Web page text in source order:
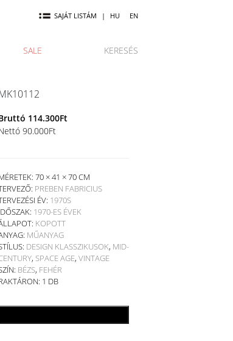
SAJÁT LISTÁM | HU EN
SALE KERESÉS
114.300Ft
90.000Ft
70 × 41 × 70 CM
PREBEN FABRICIUS
ÉV: 1970S
1970-ES ÉVEK
KOPOTT
MŰANYAG
DESIGN KLASSZIKUSOK, MID-
, SPACE AGE, VINTAGE
BÉZS, FEHÉR
1 DB